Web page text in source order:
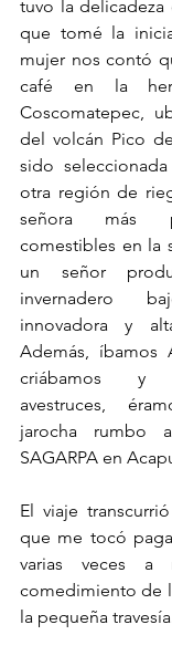
tuvo la delicadeza
que tomé la
mujer nos contó
café en la
Coscomatepec,
del volcán Pico
sido
otra región de
señora más
comestibles en la
un señor
invernadero
innovadora y
Además, íbamos
criábamos y
avestruces,
jarocha rumbo
SAGARPA en
El viaje
que me tocó
varias veces
comedimiento de
la pequeña